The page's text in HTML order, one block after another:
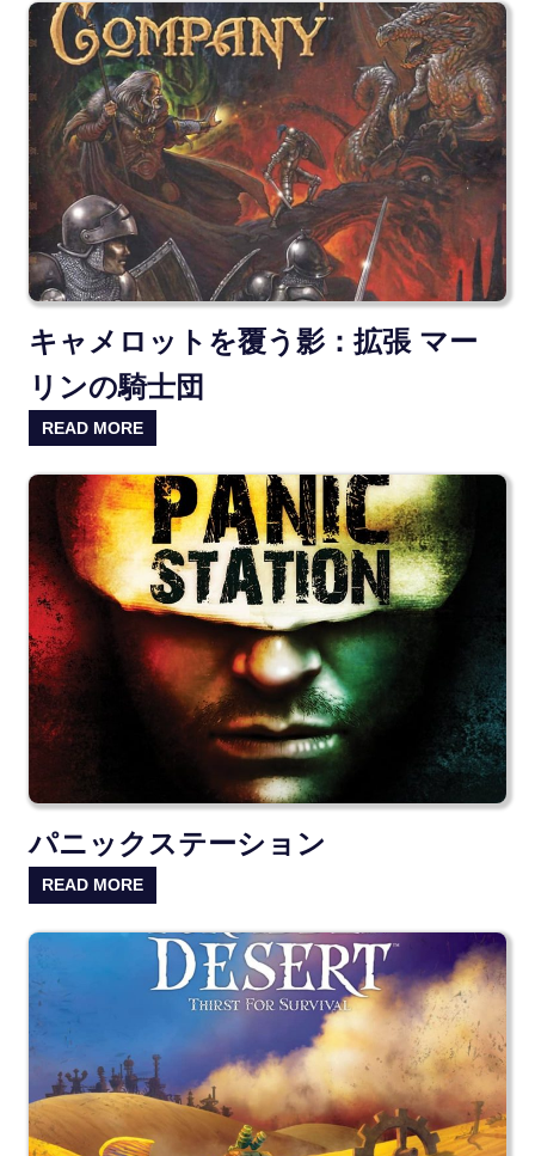
キャメロットを覆う影：拡張 マー
リンの騎士団
READ MORE
パニックステーション
READ MORE